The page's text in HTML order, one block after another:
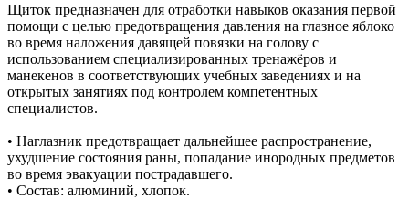
Щиток предназначен для отработки навыков оказания первой
помощи с целью предотвращения давления на глазное яблоко
во время наложения давящей повязки на голову с
использованием специализированных тренажёров и
манекенов в соответствующих учебных заведениях и на
открытых занятиях под контролем компетентных
специалистов.
• Наглазник предотвращает дальнейшее распространение,
ухудшение состояния раны, попадание инородных предметов
во время эвакуации пострадавшего.
• Состав: алюминий, хлопок.